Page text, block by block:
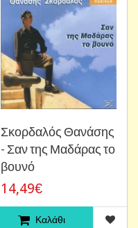
Σκορδαλός Θανάσης
- Σαν της Μαδάρας το
βουνό
14,49€
Καλάθι